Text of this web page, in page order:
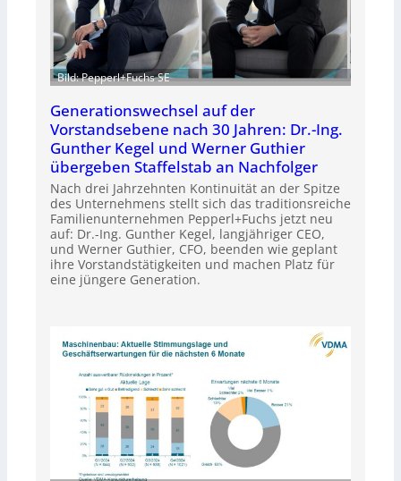
Bild: Pepperl+Fuchs SE
Generationswechsel auf der
Vorstandsebene nach 30 Jahren: Dr.-Ing.
Gunther Kegel und Werner Guthier
übergeben Staffelstab an Nachfolger
Nach drei Jahrzehnten Kontinuität an der Spitze
des Unternehmens stellt sich das traditionsreiche
Familienunternehmen Pepperl+Fuchs jetzt neu
auf: Dr.-Ing. Gunther Kegel, langjähriger CEO,
und Werner Guthier, CFO, beenden wie geplant
ihre Vorstandstätigkeiten und machen Platz für
eine jüngere Generation.